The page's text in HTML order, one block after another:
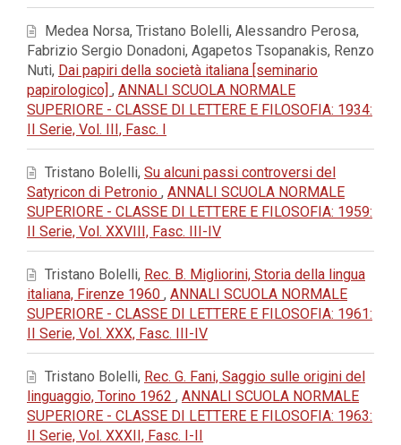
Medea Norsa, Tristano Bolelli, Alessandro Perosa,
Fabrizio Sergio Donadoni, Agapetos Tsopanakis, Renzo
Nuti, Dai papiri della società italiana [seminario
papirologico] , ANNALI SCUOLA NORMALE
SUPERIORE - CLASSE DI LETTERE E FILOSOFIA: 1934:
II Serie, Vol. III, Fasc. I
Tristano Bolelli, Su alcuni passi controversi del
Satyricon di Petronio , ANNALI SCUOLA NORMALE
SUPERIORE - CLASSE DI LETTERE E FILOSOFIA: 1959:
II Serie, Vol. XXVIII, Fasc. III-IV
Tristano Bolelli, Rec. B. Migliorini, Storia della lingua
italiana, Firenze 1960 , ANNALI SCUOLA NORMALE
SUPERIORE - CLASSE DI LETTERE E FILOSOFIA: 1961:
II Serie, Vol. XXX, Fasc. III-IV
Tristano Bolelli, Rec. G. Fani, Saggio sulle origini del
linguaggio, Torino 1962 , ANNALI SCUOLA NORMALE
SUPERIORE - CLASSE DI LETTERE E FILOSOFIA: 1963:
II Serie, Vol. XXXII, Fasc. I-II